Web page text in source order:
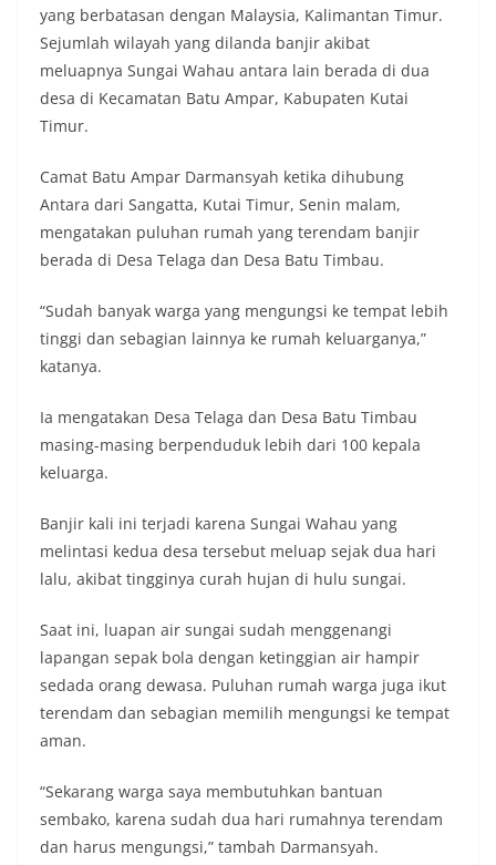
yang berbatasan dengan Malaysia, Kalimantan Timur.
Sejumlah wilayah yang dilanda banjir akibat
meluapnya Sungai Wahau antara lain berada di dua
desa di Kecamatan Batu Ampar, Kabupaten Kutai
Timur.
Camat Batu Ampar Darmansyah ketika dihubung
Antara dari Sangatta, Kutai Timur, Senin malam,
mengatakan puluhan rumah yang terendam banjir
berada di Desa Telaga dan Desa Batu Timbau.
“Sudah banyak warga yang mengungsi ke tempat lebih
tinggi dan sebagian lainnya ke rumah keluarganya,”
katanya.
Ia mengatakan Desa Telaga dan Desa Batu Timbau
masing-masing berpenduduk lebih dari 100 kepala
keluarga.
Banjir kali ini terjadi karena Sungai Wahau yang
melintasi kedua desa tersebut meluap sejak dua hari
lalu, akibat tingginya curah hujan di hulu sungai.
Saat ini, luapan air sungai sudah menggenangi
lapangan sepak bola dengan ketinggian air hampir
sedada orang dewasa. Puluhan rumah warga juga ikut
terendam dan sebagian memilih mengungsi ke tempat
aman.
“Sekarang warga saya membutuhkan bantuan
sembako, karena sudah dua hari rumahnya terendam
dan harus mengungsi,” tambah Darmansyah.